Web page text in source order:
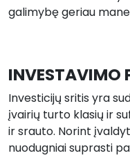
galimybę geriau
INVESTAVIMO
Investicijų sritis yra
įvairių turto klasių ir
ir srauto. Norint
nuodugniai suprasti